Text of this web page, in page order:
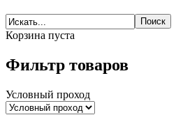
Корзина пуста
Фильтр товаров
Условный проход